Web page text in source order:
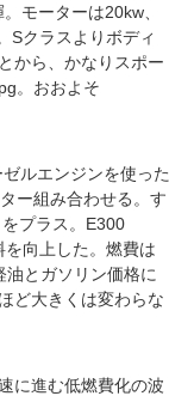
モーターは20kw、
Sクラスよりボディ
から、かなりスポー
。おおよそ
ルエンジンを使った
ー組み合わせる。す
プラス。E300
向上した。燃費は
とガソリン価格に
ど大きくは変わらな
に進む低燃費化の波